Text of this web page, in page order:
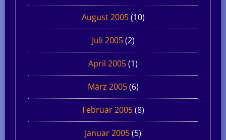
August 2005(10)
Juli 2005(2)
April 2005(1)
März 2005(6)
Februar 2005(8)
Januar 2005(5)